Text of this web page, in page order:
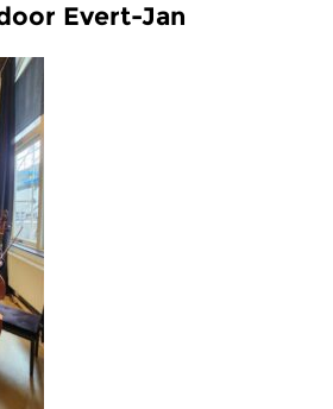
Evert-Jan